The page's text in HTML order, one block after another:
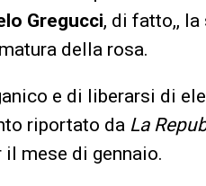
Gregucci, di fatto,,
della rosa.
e di liberarsi di
riportato da La
mese di gennaio.